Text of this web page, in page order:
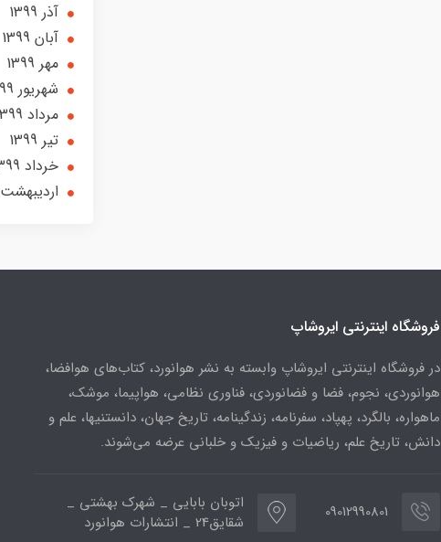
آذر 1399
آبان 1399
مهر 1399
شهریور 1399
مرداد 1399
تير 1399
خرداد 1399
ارديبهشت 1399
فروشگاه اینترنتی ایروشاپ
در فروشگاه اینترنتی ایروشاپ وابسته به نشر هوانورد، کتاب‌های هوافضا،
هوانوردی، نجوم، فضا و فضانوردی، فناوری نظامی، هواپیما، موشک،
ماهواره، بالگرد، پهپاد، سفرنامه، زندگینامه، تاریخ جهان، دانستنیها، علم و
دانش، تاریخ علم، ریاضیات و فیزیک و خلبانی عرضه می‌شوند.
09012990801
اتوبان بابایی _ شهرک بهشتی _
شقایق24 _ انتشارات هوانورد